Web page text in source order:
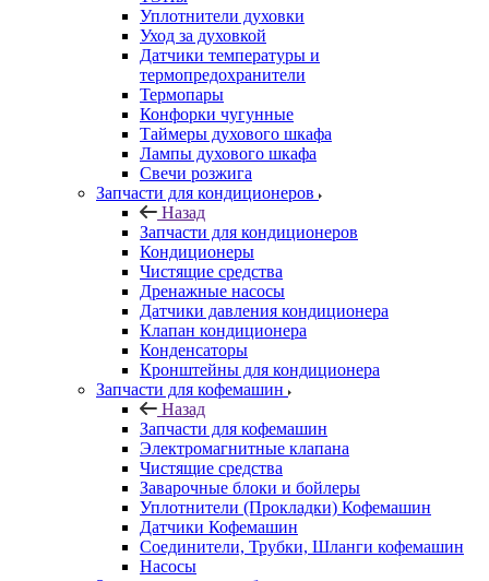
Уплотнители духовки
Уход за духовкой
Датчики температуры и
термопредохранители
Термопары
Конфорки чугунные
Таймеры духового шкафа
Лампы духового шкафа
Свечи розжига
Запчасти для кондиционеров
Назад
Запчасти для кондиционеров
Кондиционеры
Чистящие средства
Дренажные насосы
Датчики давления кондиционера
Клапан кондиционера
Конденсаторы
Кронштейны для кондиционера
Запчасти для кофемашин
Назад
Запчасти для кофемашин
Электромагнитные клапана
Чистящие средства
Заварочные блоки и бойлеры
Уплотнители (Прокладки) Кофемашин
Датчики Кофемашин
Соединители, Трубки, Шланги кофемашин
Насосы